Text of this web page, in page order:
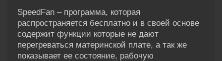
SpeedFan – программа, которая
распространяется бесплатно и в своей основе
содержит функции которые не дают
перегреваться материнской плате, а так же
показывает ее состояние, рабочую